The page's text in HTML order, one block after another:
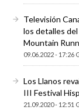
Televisión
los detalles
Mountain
09.06.2022 - 17:26
Los Llanos
III Festival
21.09.2020 - 12:51